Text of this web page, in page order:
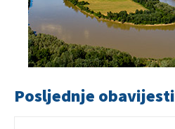
Posljednje obavijesti